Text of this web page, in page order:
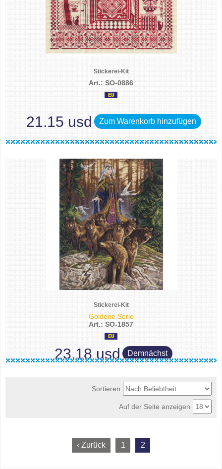
Stickerei-Kit
Art.: SO-0886
21.15 usd Zum Warenkorb hinzufügen
Stickerei-Kit
Goldene Serie
Art.: SO-1857
23.18 usd Demnächst
Sortieren
Auf der Seite anzeigen
‹ Zurück 1 2